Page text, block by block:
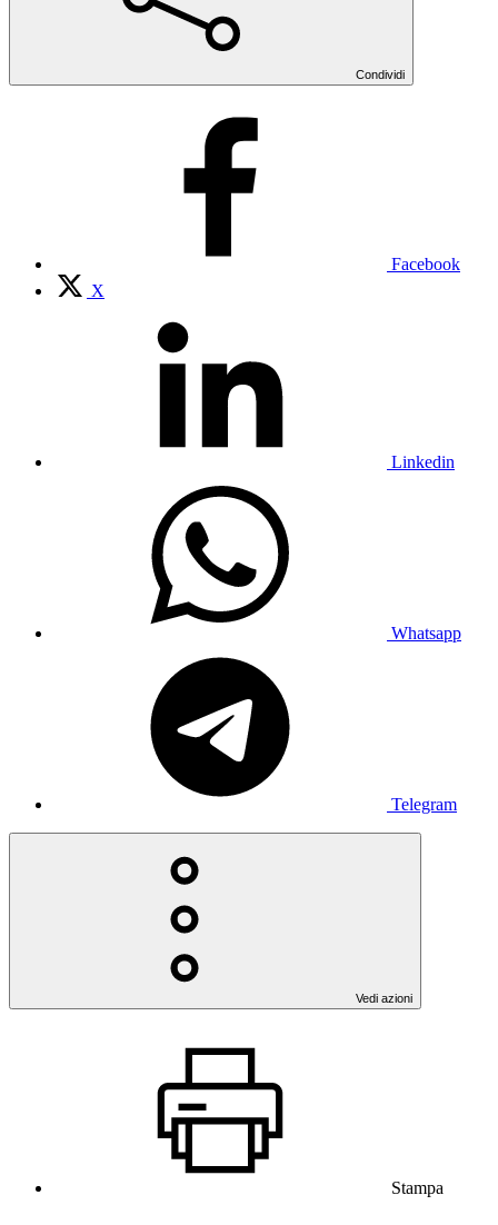
Condividi
Facebook
X
Linkedin
Whatsapp
Telegram
Vedi azioni
Stampa